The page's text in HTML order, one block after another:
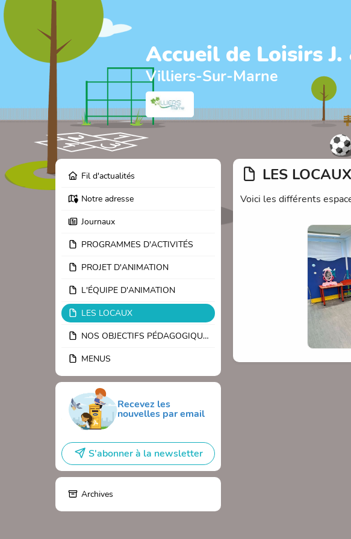
Accueil de Loisirs
Villiers-Sur-Marne
Fil d'actualités
Notre adresse
Journaux
PROGRAMMES D'ACTIVITÉS
PROJET D'ANIMATION
L'ÉQUIPE D'ANIMATION
LES LOCAUX
NOS OBJECTIFS PÉDAGOGIQUES
MENUS
Recevez les
nouvelles par email
S'abonner à la newsletter
Archives
LES LOCAUX
Voici les différents